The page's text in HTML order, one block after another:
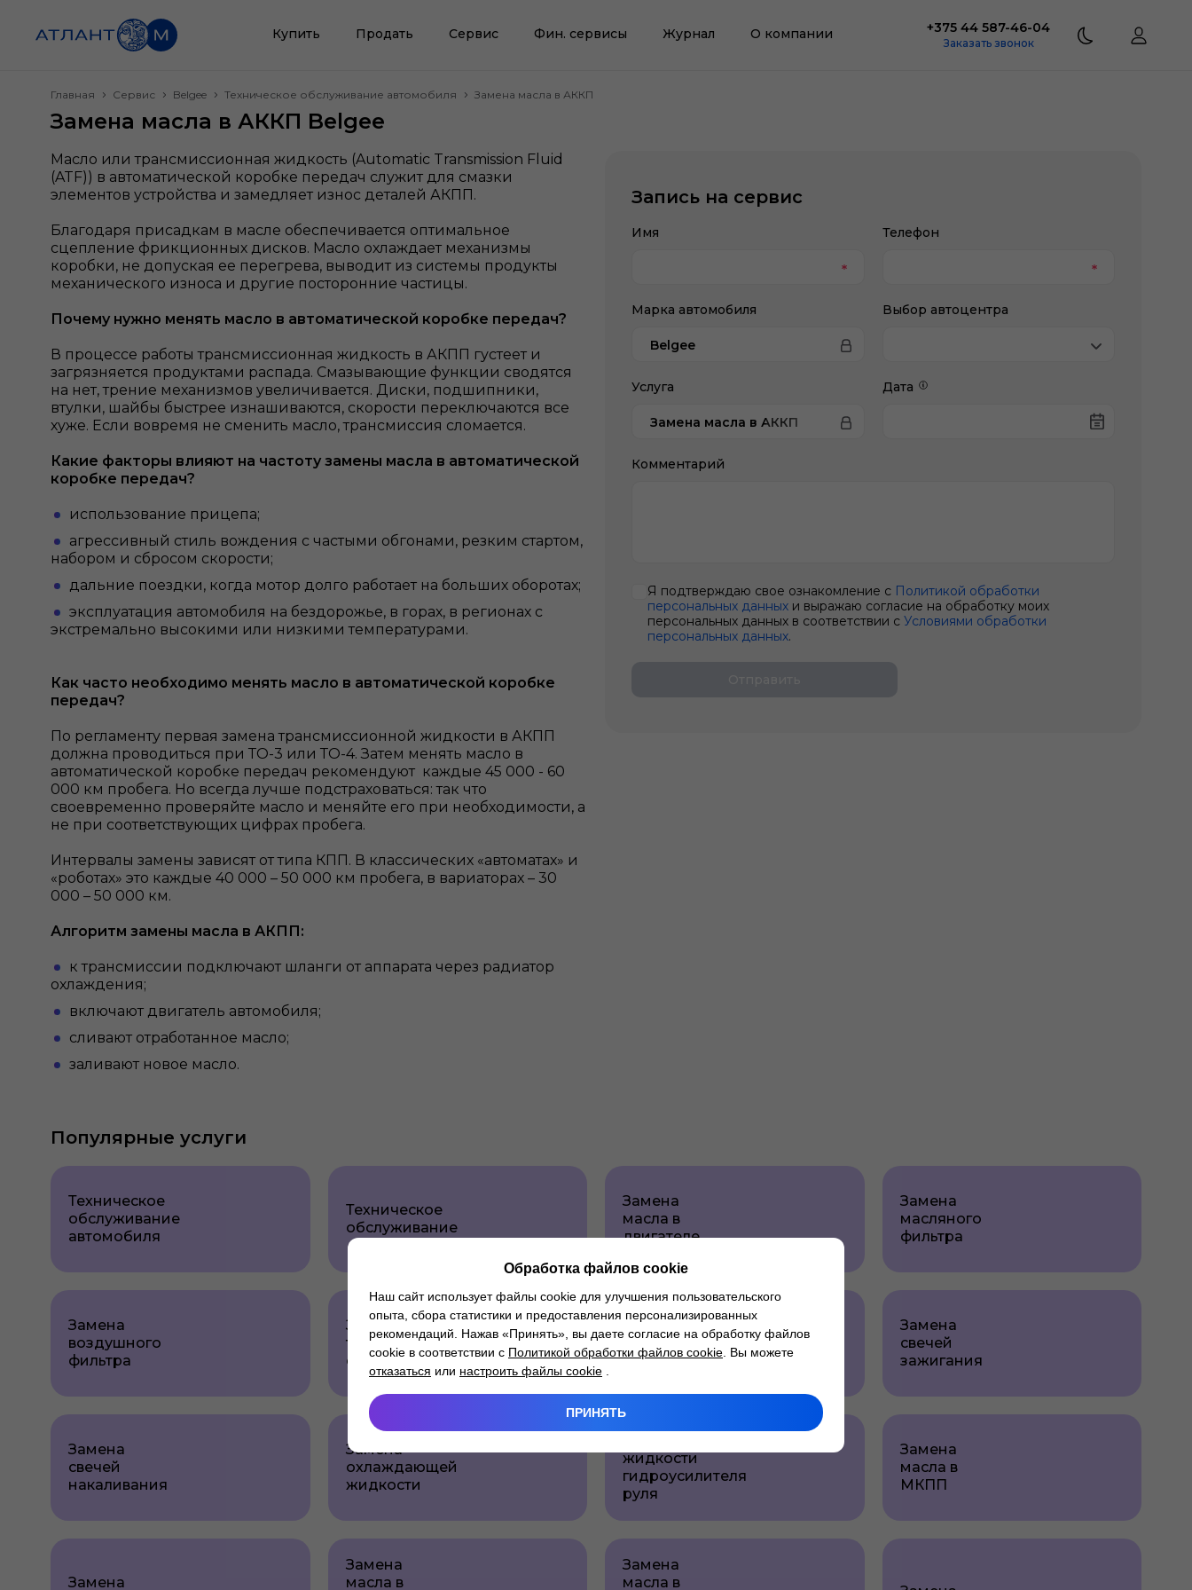
Купить Продать Сервис Фин. сервисы Журнал О компании +375 44 587-46-04
Заказать звонок
Главная Сервис Belgee Техническое обслуживание автомобиля Замена масла в АККП
Замена масла в АККП Belgee
Масло или трансмиссионная жидкость (Automatic Transmission Fluid
(ATF)) в автоматической коробке передач служит для смазки
элементов устройства и замедляет износ деталей АКПП.
Благодаря присадкам в масле обеспечивается оптимальное
сцепление фрикционных дисков. Масло охлаждает механизмы
коробки, не допуская ее перегрева, выводит из системы продукты
механического износа и другие посторонние частицы.
Почему нужно менять масло в автоматической коробке передач?
В процессе работы трансмиссионная жидкость в АКПП густеет и
загрязняется продуктами распада. Смазывающие функции сводятся
на нет, трение механизмов увеличивается. Диски, подшипники,
втулки, шайбы быстрее изнашиваются, скорости переключаются все
хуже. Если вовремя не сменить масло, трансмиссия сломается.
Какие факторы влияют на частоту замены масла в автоматической
коробке передач?
использование прицепа;
агрессивный стиль вождения с частыми обгонами, резким стартом,
набором и сбросом скорости;
дальние поездки, когда мотор долго работает на больших оборотах;
эксплуатация автомобиля на бездорожье, в горах, в регионах с
экстремально высокими или низкими температурами.
Как часто необходимо менять масло в автоматической коробке
передач?
По регламенту первая замена трансмиссионной жидкости в АКПП
должна проводиться при ТО-3 или ТО-4. Затем менять масло в
автоматической коробке передач рекомендуют каждые 45 000 - 60
000 км пробега. Но всегда лучше подстраховаться: так что
своевременно проверяйте масло и меняйте его при необходимости, а
не при соответствующих цифрах пробега.
Интервалы замены зависят от типа КПП. В классических «автоматах» и
«роботах» это каждые 40 000 – 50 000 км пробега, в вариаторах – 30
000 – 50 000 км.
Алгоритм замены масла в АКПП:
к трансмиссии подключают шланги от аппарата через радиатор
охлаждения;
включают двигатель автомобиля;
сливают отработанное масло;
заливают новое масло.
Запись на сервис
Имя Телефон
Марка автомобиля
Belgee
Выбор автоцентра
Услуга
Замена масла в АККП
Дата
Комментарий
Я подтверждаю свое ознакомление с Политикой обработки
персональных данных и выражаю согласие на обработку моих
персональных данных в соответствии с Условиями обработки
персональных данных.
Популярные услуги
Техническое
обслуживание
автомобиля
Техническое
обслуживание
Замена
масла в
двигателе
Замена
масляного
фильтра
Замена
воздушного
фильтра
Замена
топливного
фильтра
Замена
салонного
фильтра
Замена
свечей
зажигания
Замена
свечей
накаливания
Замена
охлаждающей
жидкости
жидкости
гидроусилителя
руля
Замена
масла в
МКПП
Замена
Замена
масла в
Замена
масла в
Обработка файлов cookie
Наш сайт использует файлы cookie для улучшения пользовательского
опыта, сбора статистики и предоставления персонализированных
рекомендаций. Нажав «Принять», вы даете согласие на обработку файлов
cookie в соответствии с Политикой обработки файлов cookie . Вы можете
отказаться или настроить файлы cookie
ПРИНЯТЬ